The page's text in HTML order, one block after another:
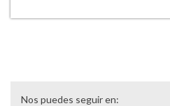
Nos puedes seguir en: